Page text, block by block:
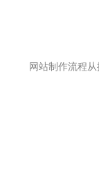
网站制作流程